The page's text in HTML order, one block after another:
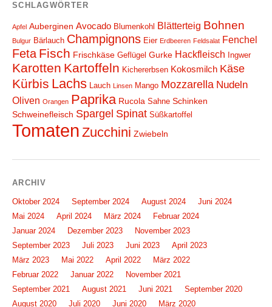
SCHLAGWÖRTER
Apfel Auberginen Avocado Blumenkohl Blätterteig Bohnen
Bulgur Bärlauch Champignons Eier Erdbeeren Feldsalat Fenchel
Feta Fisch Frischkäse Geflügel Gurke Hackfleisch Ingwer
Karotten Kartoffeln Kichererbsen Kokosmilch Käse
Kürbis Lachs Lauch Linsen Mango Mozzarella Nudeln
Oliven Orangen Paprika Rucola Sahne Schinken
Schweinefleisch Spargel Spinat Süßkartoffel
Tomaten Zucchini Zwiebeln
ARCHIV
Oktober 2024 September 2024 August 2024
Juni 2024
Mai 2024
April 2024 März 2024
Februar 2024
Januar 2024
Dezember 2023
November 2023
September 2023
Juli 2023 Juni 2023
April 2023
März 2023
Mai 2022 April 2022
März 2022
Februar 2022
Januar 2022
November 2021
September 2021
August 2021 Juni 2021
September 2020
August 2020
Juli 2020 Juni 2020
März 2020